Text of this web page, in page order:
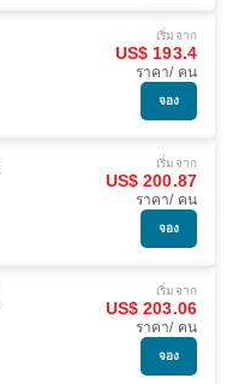
เริ่มจาก
US$ 193.4
ราคา/ คน
จอง
เริ่มจาก
US$ 200.87
ราคา/ คน
จอง
เริ่มจาก
US$ 203.06
ราคา/ คน
จอง